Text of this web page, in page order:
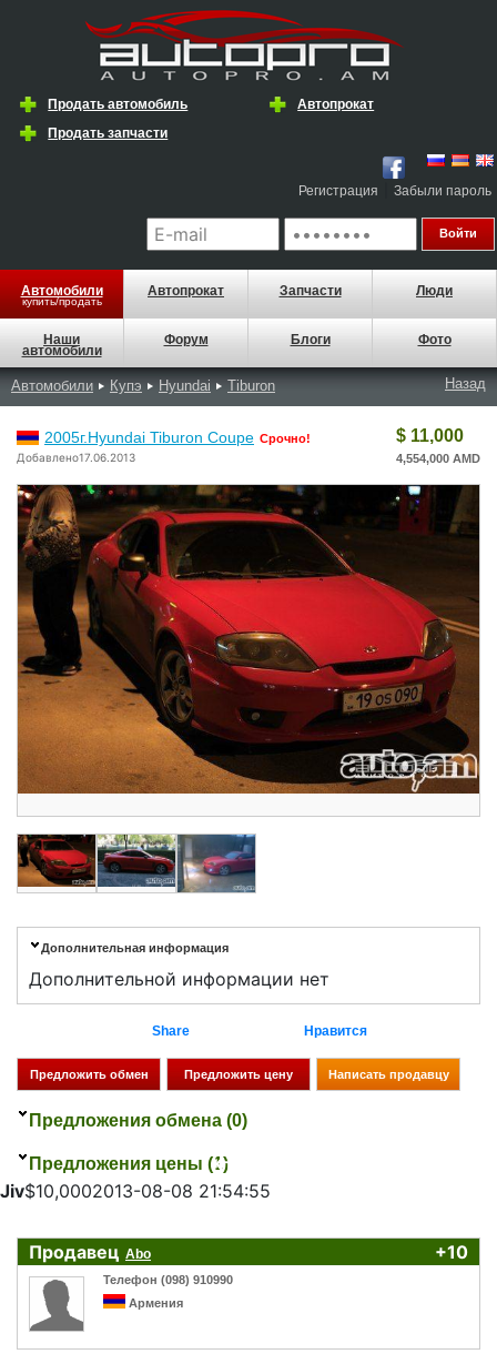
Продать автомобиль
Автопрокат
Продать запчасти
Регистрация Забыли пароль
Автомобили
купить/продать
Автопрокат Запчасти Люди
Наши
автомобили
Форум Блоги Фото
Автомобили Купэ Hyundai Tiburon Назад
2005г.Hyundai Tiburon Coupe Срочно!
Добавлено17.06.2013
$ 11,000
4,554,000 AMD
Дополнительная информация
Дополнительной информации нет
Share Нравится
Предложения обмена (0)
Предложения цены (1)
Кто
Jiv$10,0002013-08-08 21:54:55
Продавец Abo +10
Телефон (098) 910990
Армения